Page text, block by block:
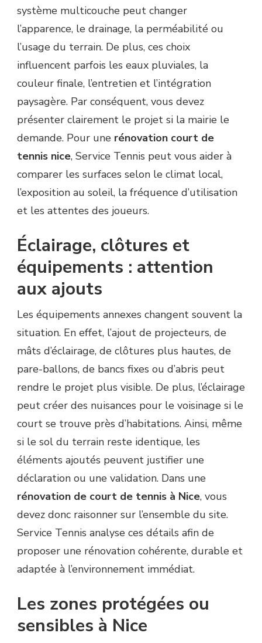
système multicouche peut changer
l’apparence, le drainage, la perméabilité ou
l’usage du terrain. De plus, ces choix
influencent parfois les eaux pluviales, la
couleur finale, l’entretien et l’intégration
paysagère. Par conséquent, vous devez
présenter clairement le projet si la mairie le
demande. Pour une rénovation court de
tennis nice, Service Tennis peut vous aider à
comparer les surfaces selon le climat local,
l’exposition au soleil, la fréquence d’utilisation
et les attentes des joueurs.
Éclairage, clôtures et
équipements : attention
aux ajouts
Les équipements annexes changent souvent la
situation. En effet, l’ajout de projecteurs, de
mâts d’éclairage, de clôtures plus hautes, de
pare-ballons, de bancs fixes ou d’abris peut
rendre le projet plus visible. De plus, l’éclairage
peut créer des nuisances pour le voisinage si le
court se trouve près d’habitations. Ainsi, même
si le sol du terrain reste identique, les
éléments ajoutés peuvent justifier une
déclaration ou une validation. Dans une
rénovation de court de tennis à Nice, vous
devez donc raisonner sur l’ensemble du site.
Service Tennis analyse ces détails afin de
proposer une rénovation cohérente, durable et
adaptée à l’environnement immédiat.
Les zones protégées ou
sensibles à Nice